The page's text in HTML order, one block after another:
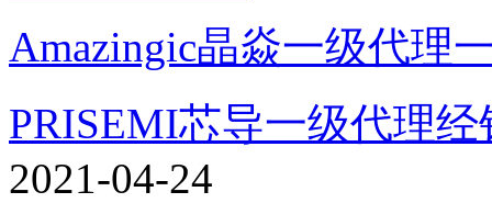
Amazingic晶焱一级代理
PRISEMI芯导一级代理
2021-04-24